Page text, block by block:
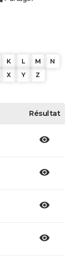
K L M
N
X Y Z
Résultat